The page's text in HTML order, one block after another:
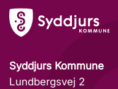
Syddjurs Kommune
Lundbergsvej 2